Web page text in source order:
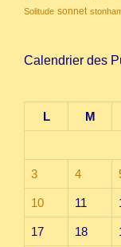
Solitude sonnet
Calendrier des
L
M
3 4
10 11
17 18